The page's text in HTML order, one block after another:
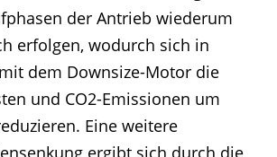
der Antrieb wiederum
erfolgen, wodurch sich in
dem Downsize-Motor die
und CO2-Emissionen um
Eine weitere
ergibt sich durch die